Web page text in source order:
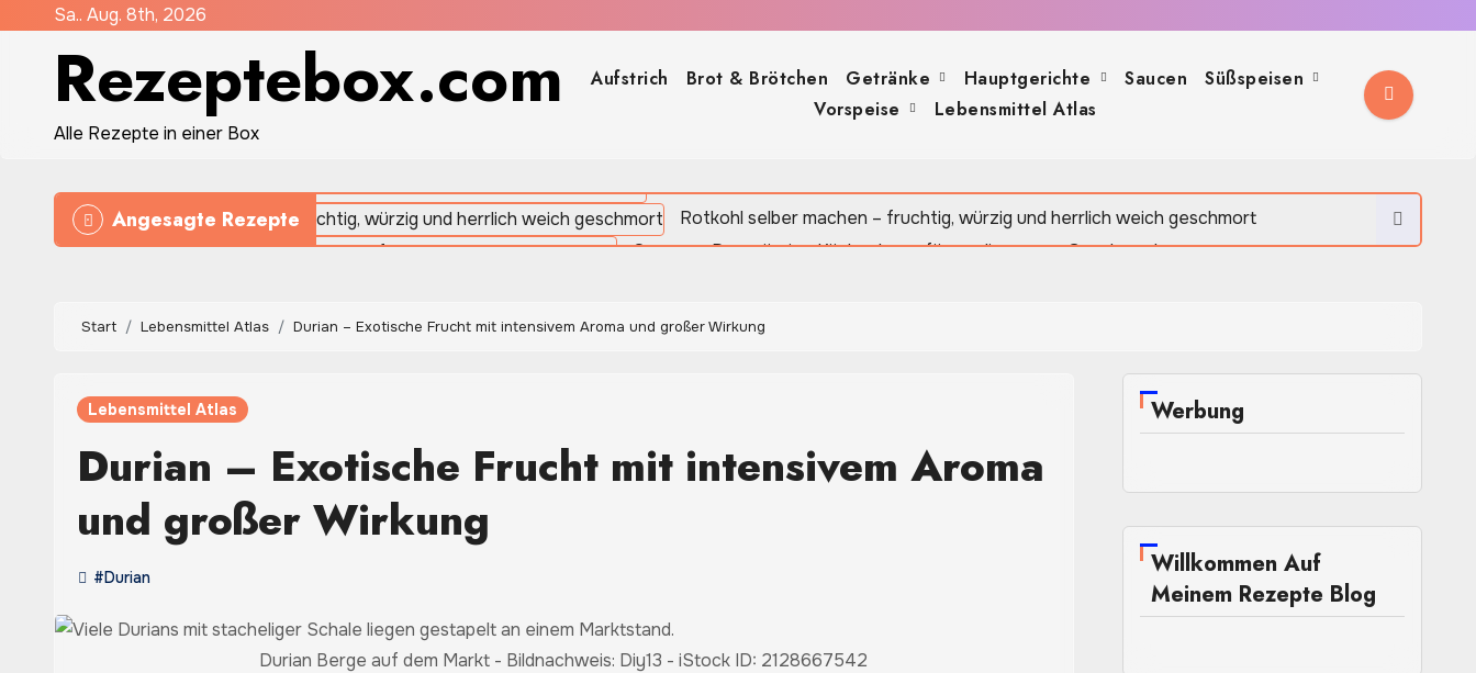
Sa.. Aug. 8th, 2026
Rezeptebox.com
Alle Rezepte in einer Box
Aufstrich Brot & Brötchen Getränke Hauptgerichte Saucen
Süßspeisen
Vorspeise
Lebensmittel Atlas
Angesagte Rezepte
Rotkohl selber machen – fruchtig, würzig und herrlich weich geschmort
Oregano: Das würzige Küchenkraut für mediterranen Geschmack
Start Lebensmittel Atlas Durian – Exotische Frucht mit intensivem Aroma und großer Wirkung
Lebensmittel Atlas
Durian – Exotische Frucht mit intensivem Aroma
und großer Wirkung
#Durian
Durian Berge auf dem Markt - Bildnachweis: Diy13 - iStock ID: 2128667542
Werbung
Willkommen Auf
Meinem Rezepte Blog